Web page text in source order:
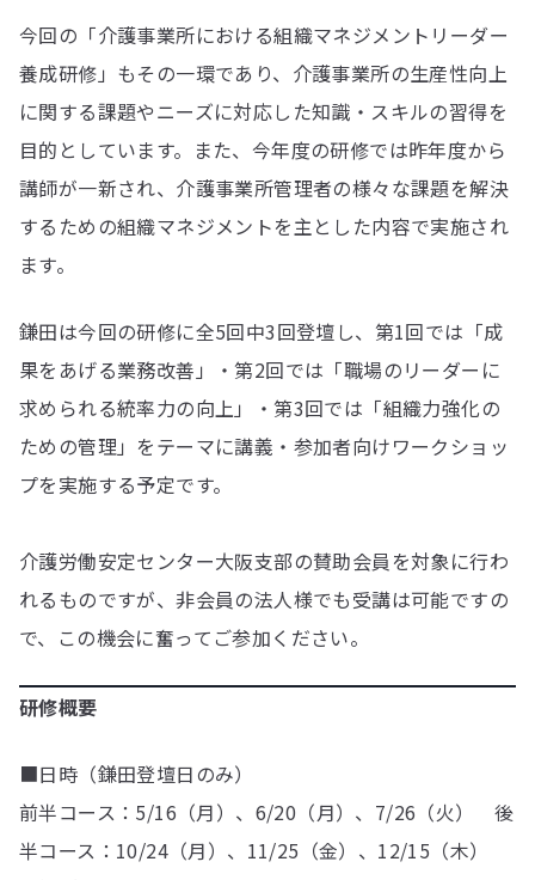
今回の「介護事業所における組織マネジメントリーダー
養成研修」もその一環であり、介護事業所の生産性向上
に関する課題やニーズに対応した知識・スキルの習得を
目的としています。また、今年度の研修では昨年度から
講師が一新され、介護事業所管理者の様々な課題を解決
するための組織マネジメントを主とした内容で実施され
ます。
鎌田は今回の研修に全5回中3回登壇し、第1回では「成
果をあげる業務改善」・第2回では「職場のリーダーに
求められる統率力の向上」・第3回では「組織力強化の
ための管理」をテーマに講義・参加者向けワークショッ
プを実施する予定です。
介護労働安定センター大阪支部の賛助会員を対象に行わ
れるものですが、非会員の法人様でも受講は可能ですの
で、この機会に奮ってご参加ください。
研修概要
■日時（鎌田登壇日のみ）
前半コース：5/16（月）、6/20（月）、7/26（火） 後
半コース：10/24（月）、11/25（金）、12/15（木）